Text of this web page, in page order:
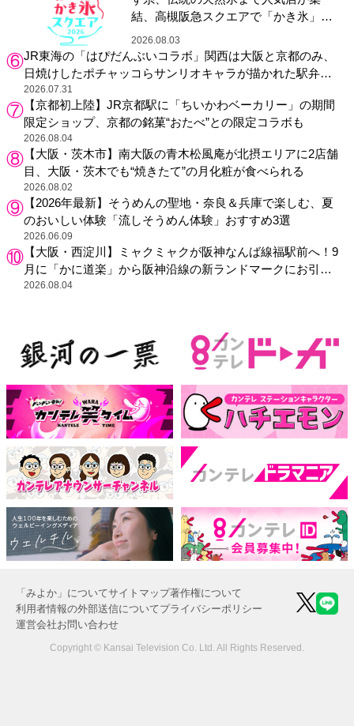
結、高槻阪急スクエアで「かき氷」祭
り
2026.08.03
JR東海の「はぴだんぶいコラボ」関西は大阪と京都のみ、
日焼けしたポチャッコらサンリオキャラが描かれた駅弁や
グッズが登場
2026.07.31
【京都初上陸】JR京都駅に「ちいかわベーカリー」の期間
限定ショップ、京都の銘菓“おたべ”との限定コラボも
2026.08.04
【大阪・茨木市】南大阪の青木松風庵が北摂エリアに2店舗
目、大阪・茨木でも“焼きたて”の月化粧が食べられる
2026.08.02
【2026年最新】そうめんの聖地・奈良＆兵庫で楽しむ、夏
のおいしい体験「流しそうめん体験」おすすめ3選
2026.06.09
【大阪・西淀川】ミャクミャクが阪神なんば線福駅前へ！9
月に「かに道楽」から阪神沿線の新ランドマークにお引っ
越し
2026.08.04
「みよか」についてサイトマップ著作権について
利用者情報の外部送信についてプライバシーポリシー
運営会社お問い合わせ
Copyright © Kansai Television Co. Ltd. All Rights Reserved.